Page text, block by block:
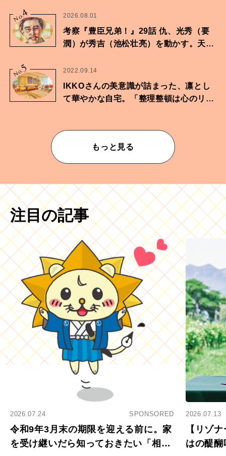
No.4 2026.08.01
考察『豊臣兄弟！』29話 仇、光秀（要
潤）が秀吉（池松壮亮）を動かす。天下
No.5 2022.09.14
IKKOさんの美意識が詰まった、凛とし
て華やかな自宅。「整理整頓は心のリズ
もっと見る
注目の記事
2026.07.24 SPONSORED
令和9年3月末の期限を迎える前に。家
を受け継いだら知っておきたい「相続
2026.07.13
【リゾ
はの醍